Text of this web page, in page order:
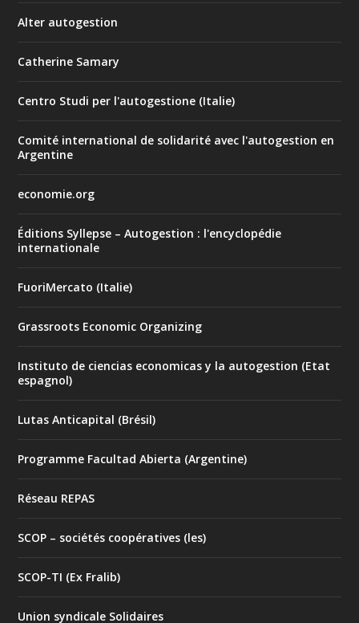
Alter autogestion
Catherine Samary
Centro Studi per l'autogestione (Italie)
Comité international de solidarité avec l'autogestion en
Argentine
economie.org
Éditions Syllepse – Autogestion : l'encyclopédie
internationale
FuoriMercato (Italie)
Grassroots Economic Organizing
Instituto de ciencias economicas y la autogestion (Etat
espagnol)
Lutas Anticapital (Brésil)
Programme Facultad Abierta (Argentine)
Réseau REPAS
SCOP – sociétés coopératives (les)
SCOP-TI (Ex Fralib)
Union syndicale Solidaires